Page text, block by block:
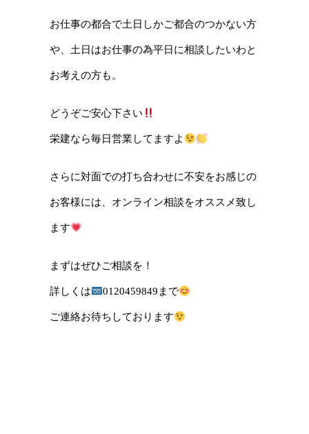
お仕事の都合で土日しかご都合のつかない方
や、土日はお仕事の為平日に相談したいわと
お考えの方も。
どうぞご安心下さい
栄建なら毎日営業してますよ
さらに対面での打ち合わせに不安をお感じの
お客様には、 オンライン相談をオススメ致し
ます
まずはぜひご相談を！
詳しくは 0120459849まで
ご連絡お待ちしております